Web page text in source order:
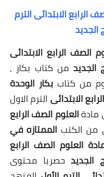
الابتدائى الترم
الجديد
الصف الرابع الابتدائى
الجديد من كتاب بكار ,
من كتاب بكار الوحدة
الابتدائى الترم الاول
العلوم الصف الرابع
من الكتب الممتازه في
العلوم الصف الرابع
الجديدحصريا محتوى